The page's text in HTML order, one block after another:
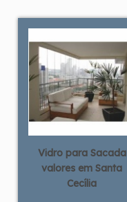
Vidro para Sacada
valores em Santa
Cecília